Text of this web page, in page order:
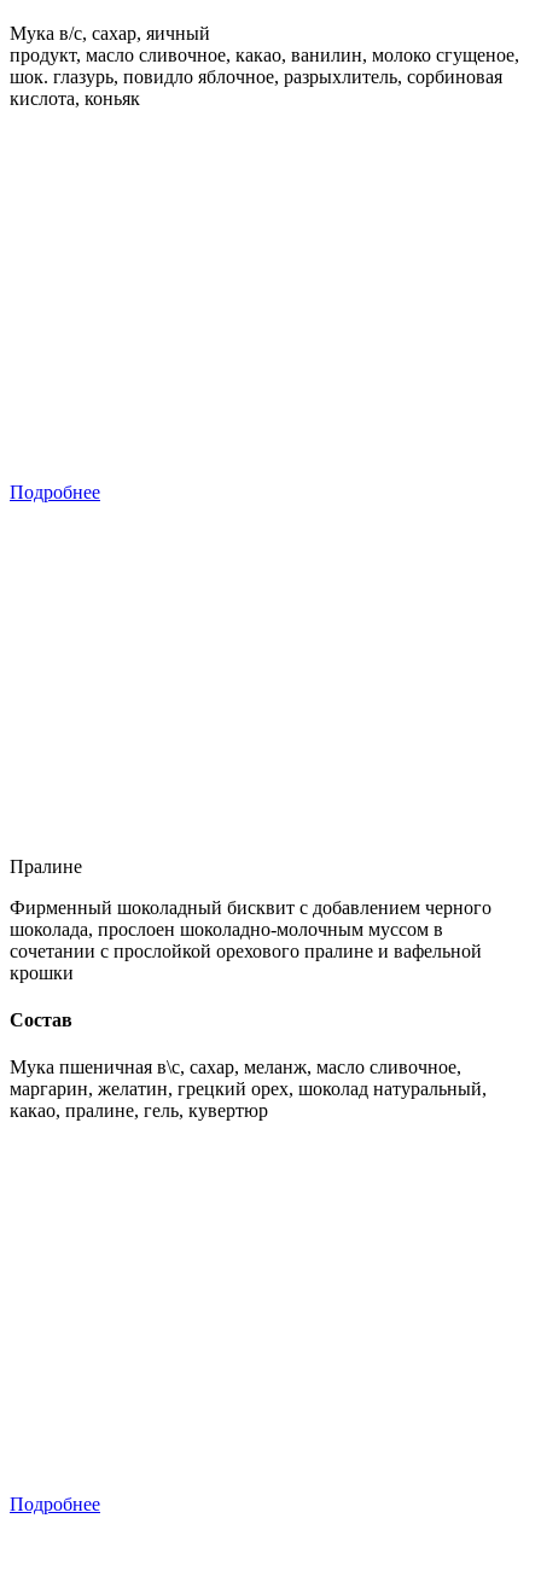
Мука в/с, сахар, яичный
продукт, масло сливочное, какао, ванилин, молоко сгущеное,
шок. глазурь, повидло яблочное, разрыхлитель, сорбиновая
кислота, коньяк
Подробнее
Пралине
Фирменный шоколадный бисквит с добавлением черного
шоколада, прослоен шоколадно-молочным муссом в
сочетании с прослойкой орехового пралине и вафельной
крошки
Состав
Мука пшеничная в\с, сахар, меланж, масло сливочное,
маргарин, желатин, грецкий орех, шоколад натуральный,
какао, пралине, гель, кувертюр
Подробнее